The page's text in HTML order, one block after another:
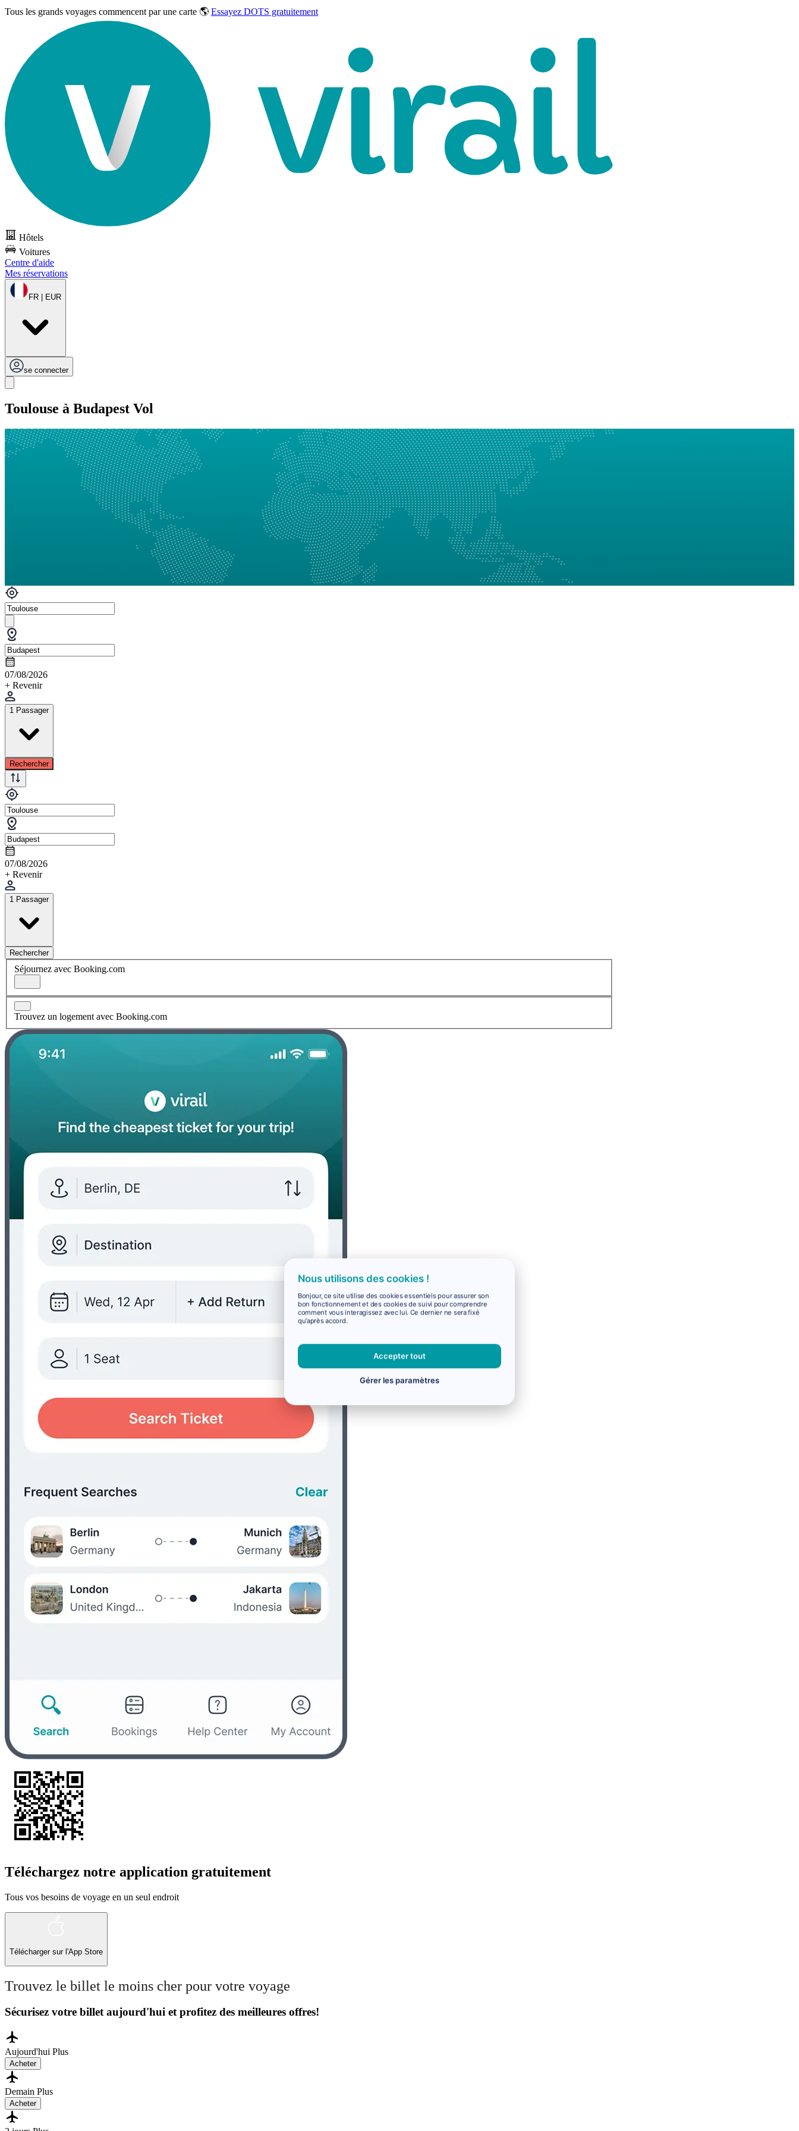
Tous les grands voyages commencent par une carte 🌎 Essayez DOTS gratuitement
Hôtels
Voitures
Centre d'aide
Mes réservations
FR | EUR
se connecter
Toulouse à Budapest Vol
07/08/2026
+ Revenir
1 Passager
Rechercher
07/08/2026
+ Revenir
1 Passager
Rechercher
Séjournez avec Booking.com
Trouvez un logement avec Booking.com
Téléchargez notre application gratuitement
Tous vos besoins de voyage en un seul endroit
Télécharger sur l'App Store
Trouvez le billet le moins cher pour votre voyage
Sécurisez votre billet aujourd'hui et profitez des meilleures offres!
Aujourd'hui Plus
Acheter
Demain Plus
Acheter
Nous utilisons des cookies !
Bonjour, ce site utilise des cookies essentiels pour assurer son
bon fonctionnement et des cookies de suivi pour comprendre
comment vous interagissez avec lui. Ce dernier ne sera fixé
qu'après accord.
Accepter tout
Gérer les paramètres